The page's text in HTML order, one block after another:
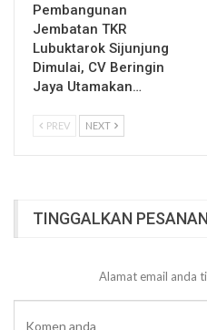
Pembangunan
Jembatan TKR
Lubuktarok Sijunjung
Dimulai, CV Beringin
Jaya Utamakan…
PREV NEXT
TINGGALKAN
Alamat email anda